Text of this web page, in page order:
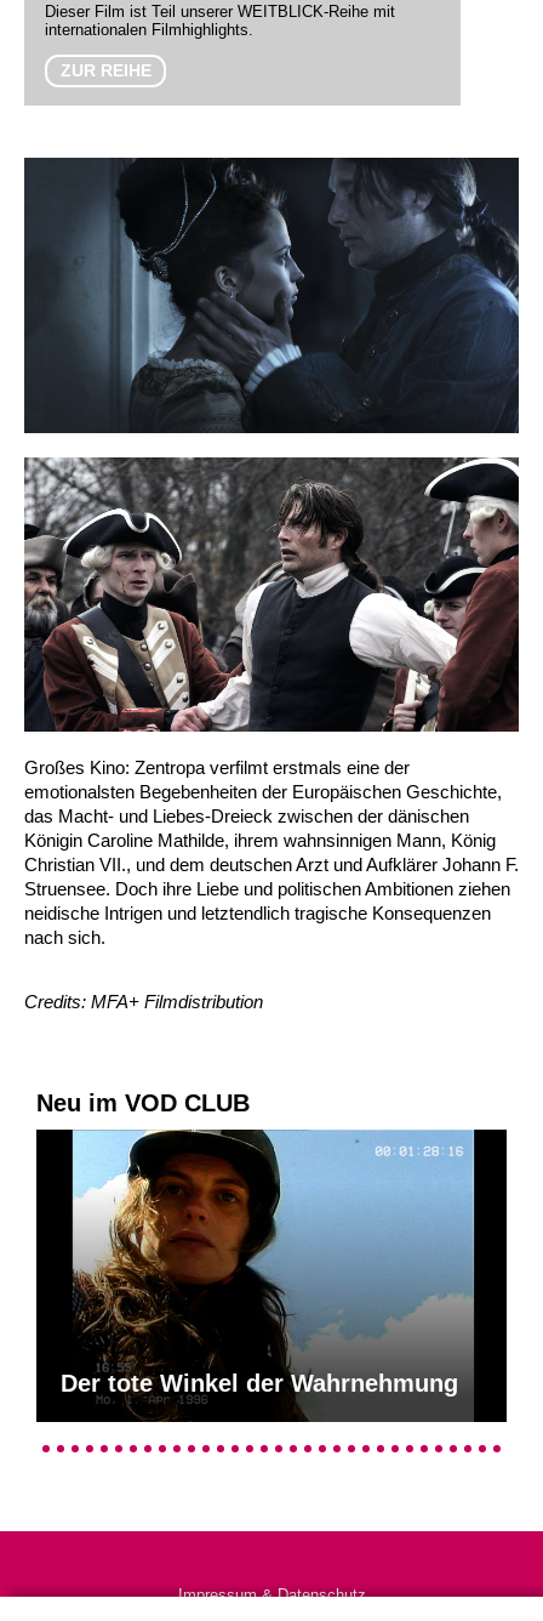
Dieser Film ist Teil unserer WEITBLICK-Reihe mit
internationalen Filmhighlights.
ZUR REIHE
Großes Kino: Zentropa verfilmt erstmals eine der
emotionalsten Begebenheiten der Europäischen Geschichte,
das Macht- und Liebes-Dreieck zwischen der dänischen
Königin Caroline Mathilde, ihrem wahnsinnigen Mann, König
Christian VII., und dem deutschen Arzt und Aufklärer Johann F.
Struensee. Doch ihre Liebe und politischen Ambitionen ziehen
neidische Intrigen und letztendlich tragische Konsequenzen
nach sich.
Credits: MFA+ Filmdistribution
Neu im VOD CLUB
Der tote Winkel der Wahrnehmung
Impressum & Datenschutz